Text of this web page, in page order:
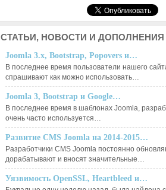
СТАТЬИ, НОВОСТИ И ДОПОЛНЕНИЯ
Joomla 3.x, Bootstrap, Popovers и…
В последнее время пользователи нашего
спрашивают как можно использовать…
Joomla 3, Bootstrap и Google…
В последнее время в шаблонах Joomla,
очень часто используется…
Развитие CMS Joomla на 2014-2015…
Разработчики CMS Joomla постоянно
дорабатывают и вносят значительные…
Уязвимость OpenSSL, Heartbleed и…